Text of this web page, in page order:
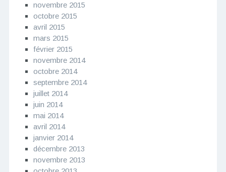
novembre 2015
octobre 2015
avril 2015
mars 2015
février 2015
novembre 2014
octobre 2014
septembre 2014
juillet 2014
juin 2014
mai 2014
avril 2014
janvier 2014
décembre 2013
novembre 2013